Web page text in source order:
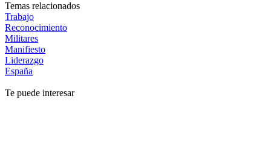
Temas relacionados
Trabajo
Reconocimiento
Militares
Manifiesto
Liderazgo
España
Te puede interesar